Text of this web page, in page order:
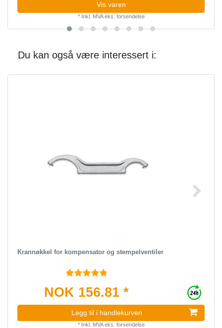
Vis varen
* Inkl. MVAeks. forsendelse
Du kan også være interessert i:
Krannøkkel for kompensator og stempelventiler
NOK 156.81 *
Legg til i handlekurven
* Inkl. MVAeks. forsendelse